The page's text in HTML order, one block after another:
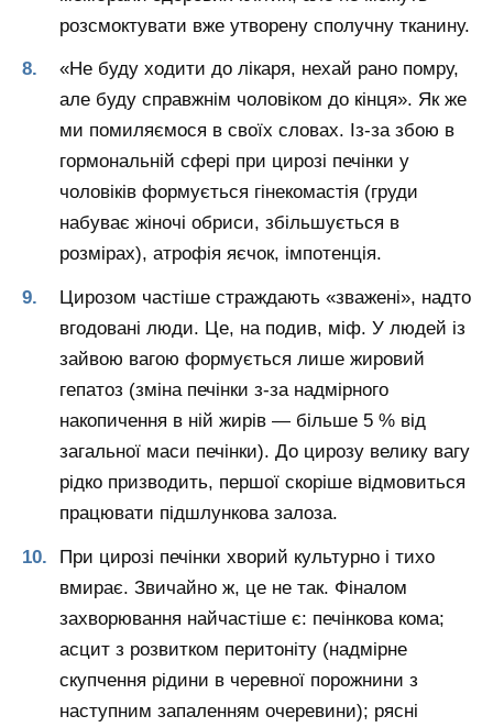
розсмоктувати вже утворену сполучну тканину.
«Не буду ходити до лікаря, нехай рано помру,
але буду справжнім чоловіком до кінця». Як же
ми помиляємося в своїх словах. Із-за збою в
гормональній сфері при цирозі печінки у
чоловіків формується гінекомастія (груди
набуває жіночі обриси, збільшується в
розмірах), атрофія яєчок, імпотенція.
Цирозом частіше страждають «зважені», надто
вгодовані люди. Це, на подив, міф. У людей із
зайвою вагою формується лише жировий
гепатоз (зміна печінки з-за надмірного
накопичення в ній жирів — більше 5 % від
загальної маси печінки). До цирозу велику вагу
рідко призводить, першої скоріше відмовиться
працювати підшлункова залоза.
При цирозі печінки хворий культурно і тихо
вмирає. Звичайно ж, це не так. Фіналом
захворювання найчастіше є: печінкова кома;
асцит з розвитком перитоніту (надмірне
скупчення рідини в черевної порожнини з
наступним запаленням очеревини); рясні